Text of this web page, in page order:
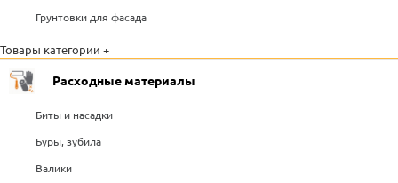
Грунтовки для фасада
Товары категории +
Расходные материалы
Биты и насадки
Буры, зубила
Валики